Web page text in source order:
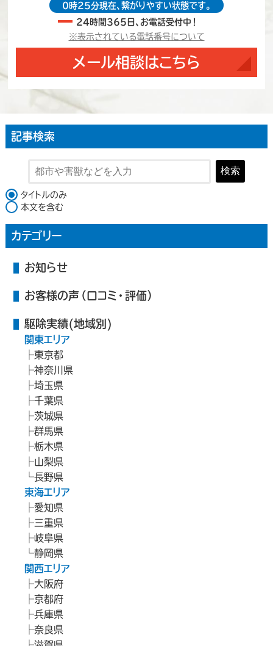
0時25分現在、繋がりやすい状態です。
24時間365日、お電話受付中！
※表示されている電話番号について
メール相談はこちら
記事検索
検索
検索対象
タイトルのみ
本文を含む
カテゴリー
お知らせ
お客様の声（口コミ・評価）
駆除実績(地域別)
関東エリア
東京都
神奈川県
埼玉県
千葉県
茨城県
群馬県
栃木県
山梨県
長野県
東海エリア
愛知県
三重県
岐阜県
静岡県
関西エリア
大阪府
京都府
兵庫県
奈良県